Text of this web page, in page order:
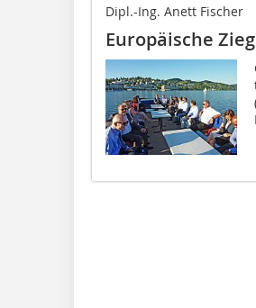
Dipl.-Ing. Anett Fischer
Europäische